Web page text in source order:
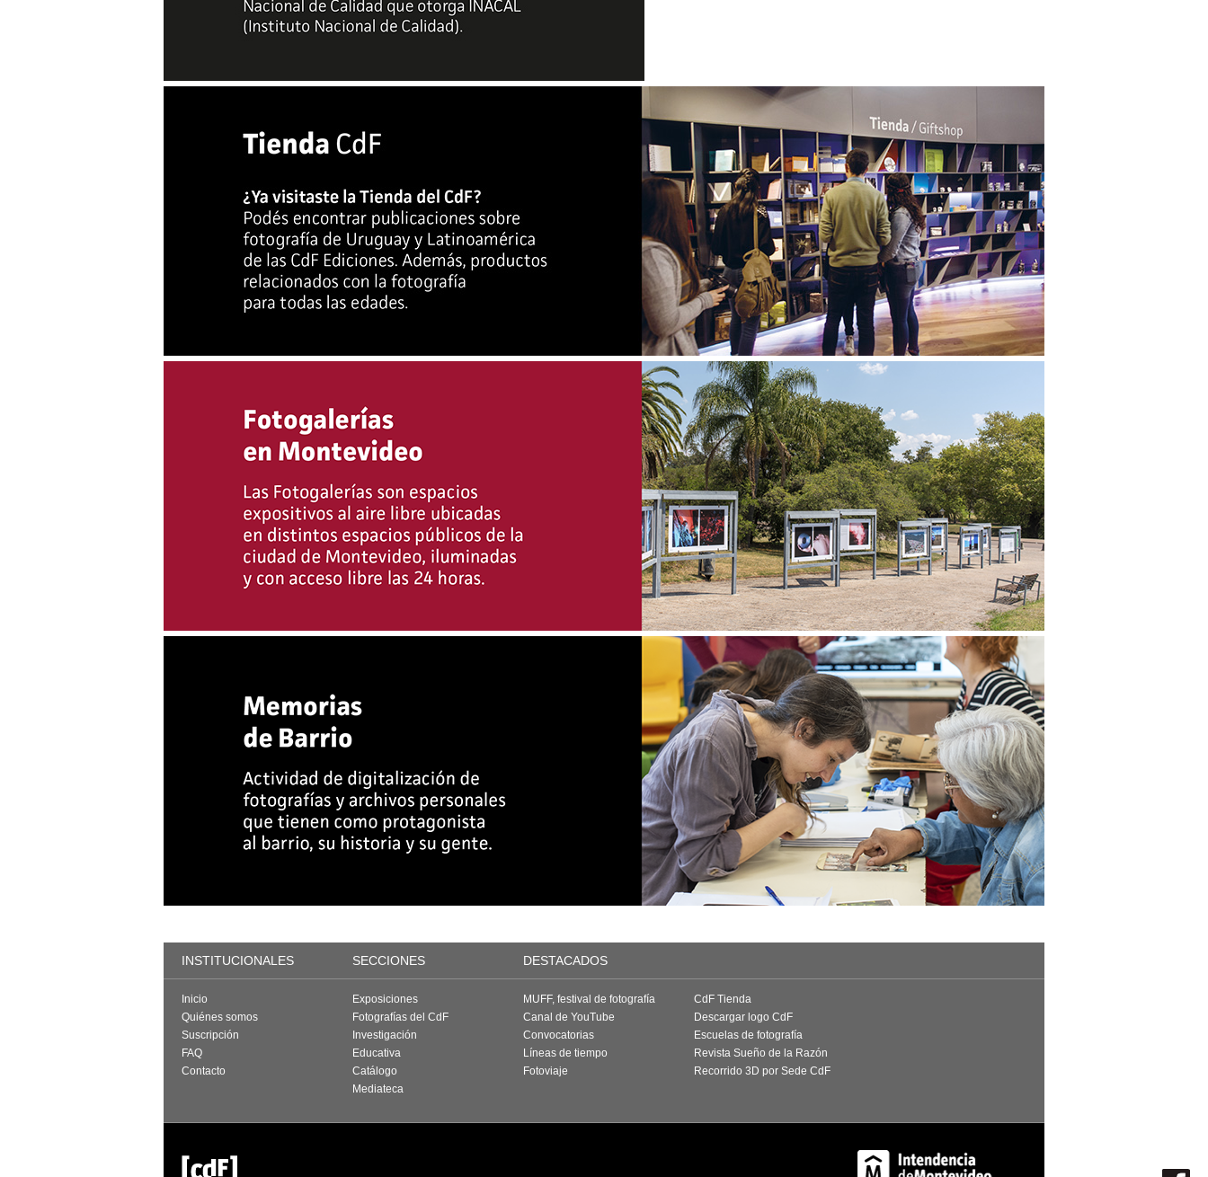
INSTITUCIONALES SECCIONES DESTACADOS
Inicio
Quiénes somos
Suscripción
FAQ
Contacto
Exposiciones
Fotografías del CdF
Investigación
Educativa
Catálogo
Mediateca
MUFF, festival de fotografía
Canal de YouTube
Convocatorias
Líneas de tiempo
Fotoviaje
CdF Tienda
Descargar logo CdF
Escuelas de fotografía
Revista Sueño de la Razón
Recorrido 3D por Sede CdF